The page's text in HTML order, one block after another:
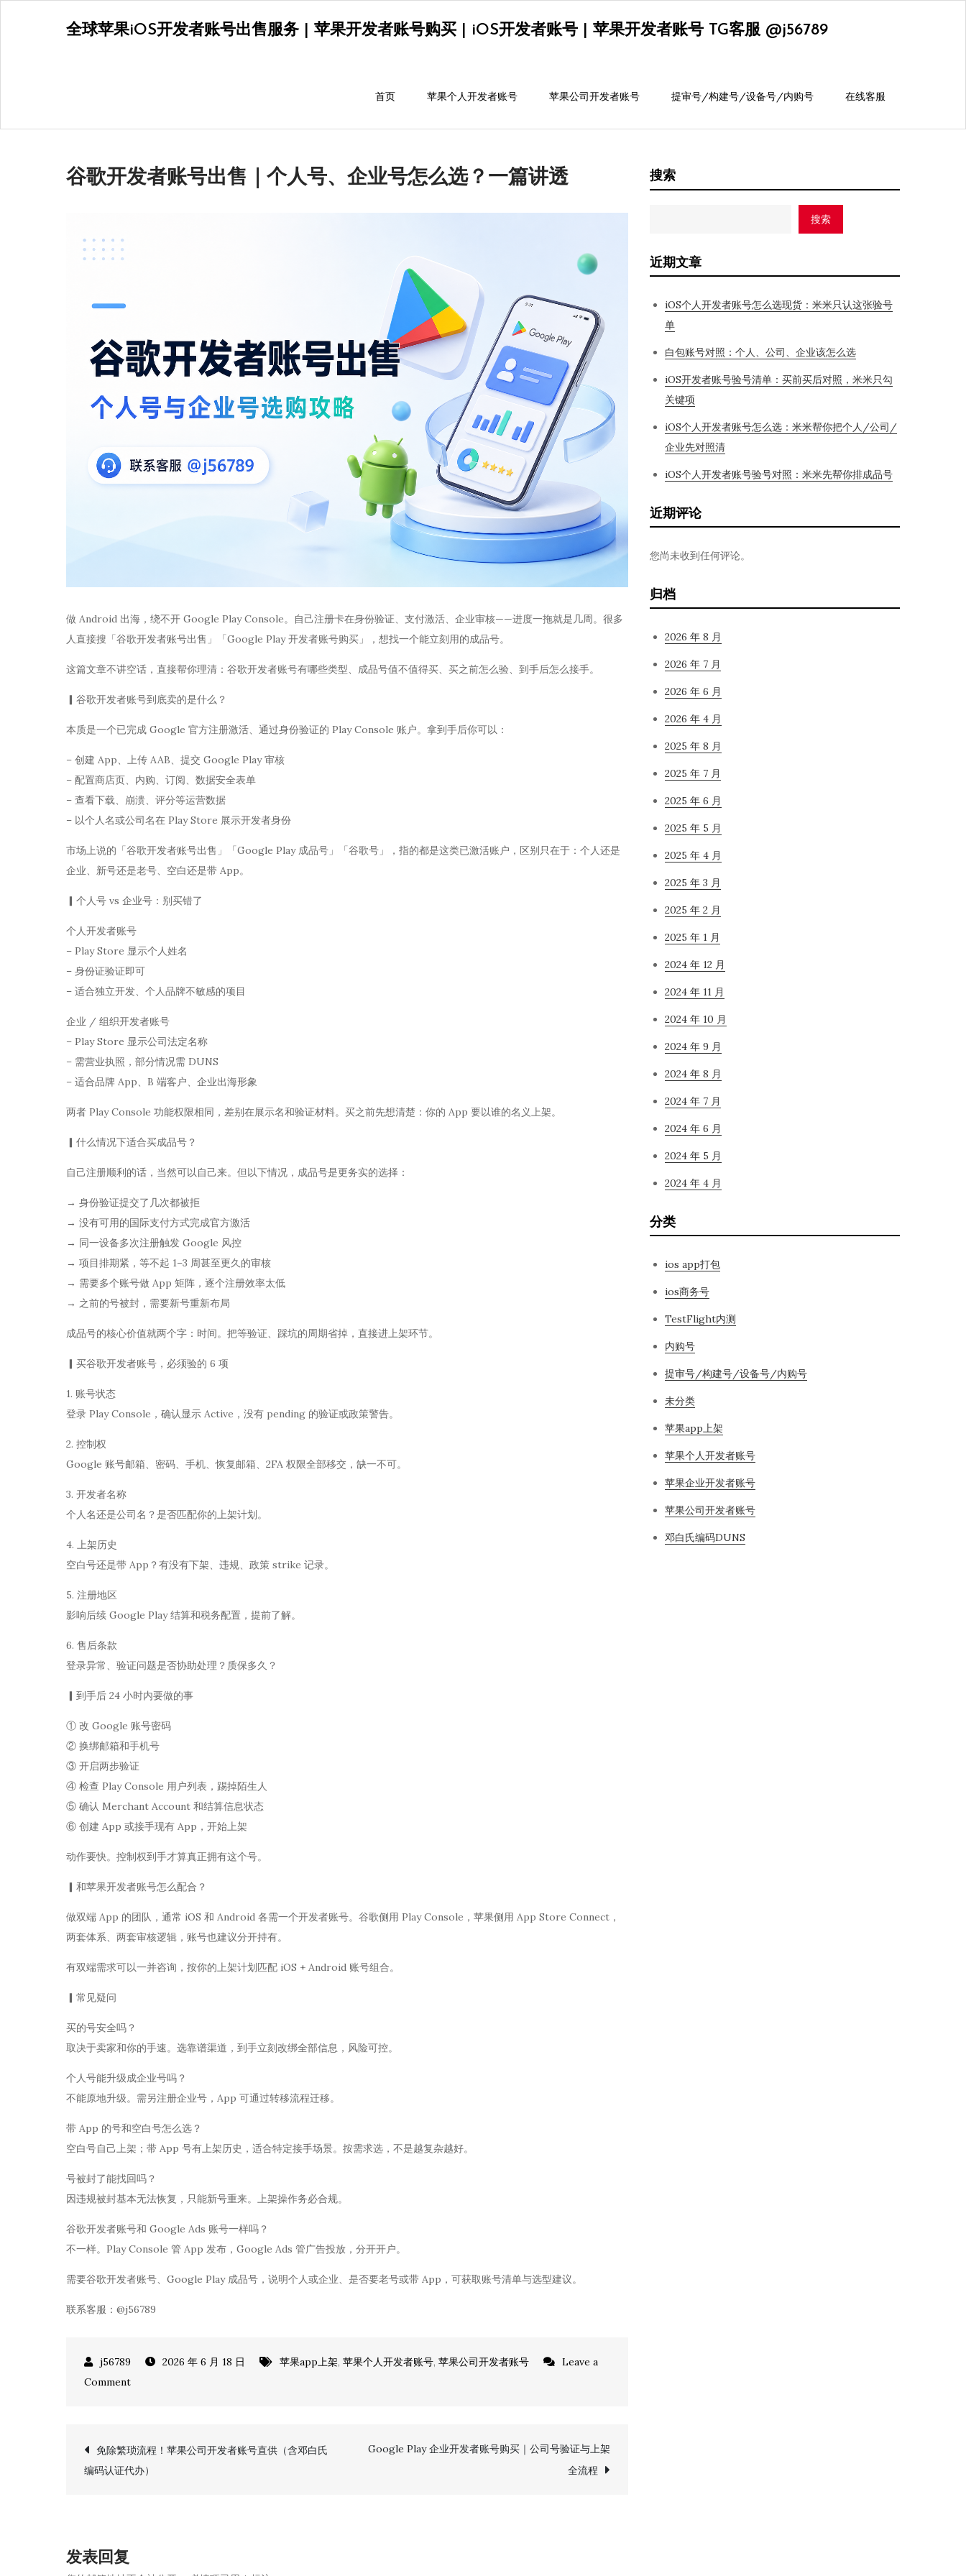
全球苹果iOS开发者账号出售服务 | 苹果开发者账号购买 | iOS开发者账号 | 苹果开发者账号 TG客服 @j56789
首页 苹果个人开发者账号 苹果公司开发者账号 提审号/构建号/设备号/内购号 在线客服
谷歌开发者账号出售｜个人号、企业号怎么选？一篇讲透
做 Android 出海，绕不开 Google Play Console。自己注册卡在身份验证、支付激活、企业审核——进度一拖就是几周。很多
人直接搜「谷歌开发者账号出售」「Google Play 开发者账号购买」，想找一个能立刻用的成品号。
这篇文章不讲空话，直接帮你理清：谷歌开发者账号有哪些类型、成品号值不值得买、买之前怎么验、到手后怎么接手。
▎谷歌开发者账号到底卖的是什么？
本质是一个已完成 Google 官方注册激活、通过身份验证的 Play Console 账户。拿到手后你可以：
– 创建 App、上传 AAB、提交 Google Play 审核
– 配置商店页、内购、订阅、数据安全表单
– 查看下载、崩溃、评分等运营数据
– 以个人名或公司名在 Play Store 展示开发者身份
市场上说的「谷歌开发者账号出售」「Google Play 成品号」「谷歌号」，指的都是这类已激活账户，区别只在于：个人还是
企业、新号还是老号、空白还是带 App。
▎个人号 vs 企业号：别买错了
个人开发者账号
– Play Store 显示个人姓名
– 身份证验证即可
– 适合独立开发、个人品牌不敏感的项目
企业 / 组织开发者账号
– Play Store 显示公司法定名称
– 需营业执照，部分情况需 DUNS
– 适合品牌 App、B 端客户、企业出海形象
两者 Play Console 功能权限相同，差别在展示名和验证材料。买之前先想清楚：你的 App 要以谁的名义上架。
▎什么情况下适合买成品号？
自己注册顺利的话，当然可以自己来。但以下情况，成品号是更务实的选择：
→ 身份验证提交了几次都被拒
→ 没有可用的国际支付方式完成官方激活
→ 同一设备多次注册触发 Google 风控
→ 项目排期紧，等不起 1–3 周甚至更久的审核
→ 需要多个账号做 App 矩阵，逐个注册效率太低
→ 之前的号被封，需要新号重新布局
成品号的核心价值就两个字：时间。把等验证、踩坑的周期省掉，直接进上架环节。
▎买谷歌开发者账号，必须验的 6 项
1. 账号状态
登录 Play Console，确认显示 Active，没有 pending 的验证或政策警告。
2. 控制权
Google 账号邮箱、密码、手机、恢复邮箱、2FA 权限全部移交，缺一不可。
3. 开发者名称
个人名还是公司名？是否匹配你的上架计划。
4. 上架历史
空白号还是带 App？有没有下架、违规、政策 strike 记录。
5. 注册地区
影响后续 Google Play 结算和税务配置，提前了解。
6. 售后条款
登录异常、验证问题是否协助处理？质保多久？
▎到手后 24 小时内要做的事
① 改 Google 账号密码
② 换绑邮箱和手机号
③ 开启两步验证
④ 检查 Play Console 用户列表，踢掉陌生人
⑤ 确认 Merchant Account 和结算信息状态
⑥ 创建 App 或接手现有 App，开始上架
动作要快。控制权到手才算真正拥有这个号。
▎和苹果开发者账号怎么配合？
做双端 App 的团队，通常 iOS 和 Android 各需一个开发者账号。谷歌侧用 Play Console，苹果侧用 App Store Connect，
两套体系、两套审核逻辑，账号也建议分开持有。
有双端需求可以一并咨询，按你的上架计划匹配 iOS + Android 账号组合。
▎常见疑问
买的号安全吗？
取决于卖家和你的手速。选靠谱渠道，到手立刻改绑全部信息，风险可控。
个人号能升级成企业号吗？
不能原地升级。需另注册企业号，App 可通过转移流程迁移。
带 App 的号和空白号怎么选？
空白号自己上架；带 App 号有上架历史，适合特定接手场景。按需求选，不是越复杂越好。
号被封了能找回吗？
因违规被封基本无法恢复，只能新号重来。上架操作务必合规。
谷歌开发者账号和 Google Ads 账号一样吗？
不一样。Play Console 管 App 发布，Google Ads 管广告投放，分开开户。
需要谷歌开发者账号、Google Play 成品号，说明个人或企业、是否要老号或带 App，可获取账号清单与选型建议。
联系客服：@j56789
2026 年 6 月 18 日 苹果app上架, 苹果个人开发者账号, 苹果公司开发者账号
Leave a
Commenton
文
免除繁琐流程！苹果公司开发者账号直供（含邓白氏
编码认证代办）
Google Play 企业开发者账号购买｜公司号验证与上架
全流程
发表回复
搜索
搜索
近期文章
iOS个人开发者账号怎么选现货：米米只认这张验号
单
白包账号对照：个人、公司、企业该怎么选
iOS开发者账号验号清单：买前买后对照，米米只勾
关键项
iOS个人开发者账号怎么选：米米帮你把个人/公司/
企业先对照清
iOS个人开发者账号验号对照：米米先帮你排成品号
近期评论
您尚未收到任何评论。
归档
2026 年 8 月
2026 年 7 月
2026 年 6 月
2026 年 4 月
2025 年 8 月
2025 年 7 月
2025 年 6 月
2025 年 5 月
2025 年 4 月
2025 年 3 月
2025 年 2 月
2025 年 1 月
2024 年 12 月
2024 年 11 月
2024 年 10 月
2024 年 9 月
2024 年 8 月
2024 年 7 月
2024 年 6 月
2024 年 5 月
2024 年 4 月
分类
ios app打包
ios商务号
TestFlight内测
内购号
提审号/构建号/设备号/内购号
未分类
苹果app上架
苹果个人开发者账号
苹果企业开发者账号
苹果公司开发者账号
邓白氏编码DUNS